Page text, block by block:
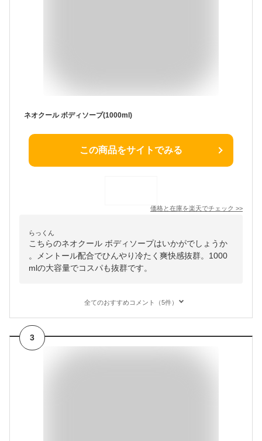
ネオクール ボディソープ(1000ml)
この商品をサイトでみる
価格と在庫を楽天でチェック >>
らっくん
こちらのネオクール ボディソープはいかがでしょうか
。メントール配合でひんやり冷たく爽快感抜群。1000
mlの大容量でコスパも抜群です。
全てのおすすめコメント（5件）
3